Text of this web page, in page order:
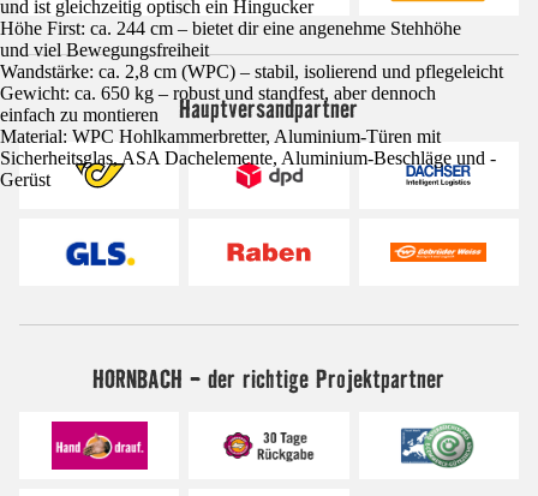
und ist gleichzeitig optisch ein Hingucker
Höhe First: ca. 244 cm – bietet dir eine angenehme Stehhöhe
und viel Bewegungsfreiheit
Wandstärke: ca. 2,8 cm (WPC) – stabil, isolierend und pflegeleicht
Gewicht: ca. 650 kg – robust und standfest, aber dennoch
einfach zu montieren
Material: WPC Hohlkammerbretter, Aluminium-Türen mit
Sicherheitsglas, ASA Dachelemente, Aluminium-Beschläge und -
Gerüst
Hauptversandpartner
HORNBACH - der richtige Projektpartner